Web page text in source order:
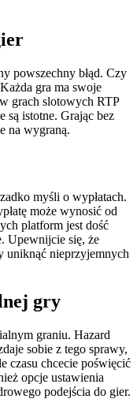
powszechny błąd. Czy
gra ma swoje
grach slotowych RTP
są istotne. Grając bez
na wygraną.
myśli o wypłatach.
może wynosić od
platform jest dość
Upewnijcie się, że
uniknąć nieprzyjemnych
gry
graniu. Hazard
sobie z tego sprawy,
czasu chcecie poświęcić
opcje ustawienia
podejścia do gier.